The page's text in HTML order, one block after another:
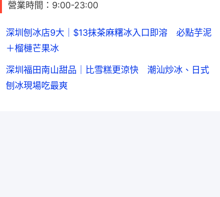
營業時間：9:00-23:00
深圳刨冰店9大｜$13抹茶麻糬冰入口即溶 必點芋泥
＋榴槤芒果冰
深圳福田南山甜品｜比雪糕更涼快 潮汕炒冰、日式
刨冰現場吃最爽